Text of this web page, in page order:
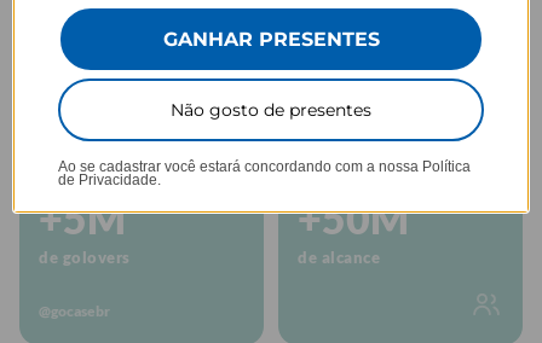
Há mais de 10 anos personalizando do
seu jeito!
+5M
de golovers
@gocasebr
+50M
de alcance
GANHAR PRESENTES
Não gosto de presentes
Ao se cadastrar você estará concordando com a nossa Política
de Privacidade.